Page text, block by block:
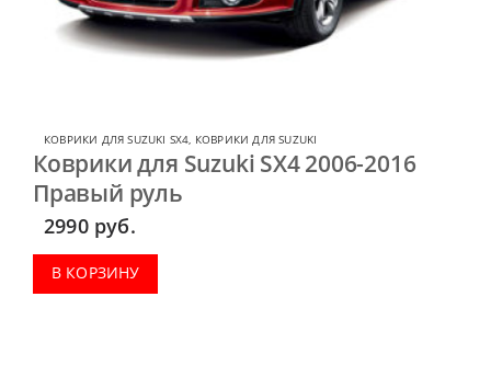
КОВРИКИ ДЛЯ SUZUKI SX4, КОВРИКИ ДЛЯ SUZUKI
Коврики для Suzuki SX4 2006-2016
Правый руль
2990 руб.
В КОРЗИНУ